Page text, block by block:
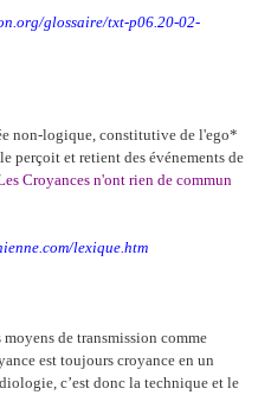
glossaire/txt-p06.20-02-
non-logique, constitutive de l'ego*
perçoit et retient des événements de
Croyances n'ont rien de commun
lexique.htm
de transmission comme
est toujours croyance en un
c’est donc la technique et le